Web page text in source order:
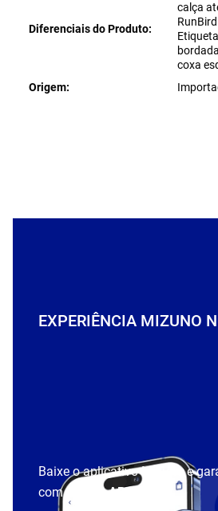
Diferenciais do Produto
calça
coxa
Origem
EXPERIÊNCIA MIZUNO
Baixe o aplicativo Mizuno e
com cupomAPP15